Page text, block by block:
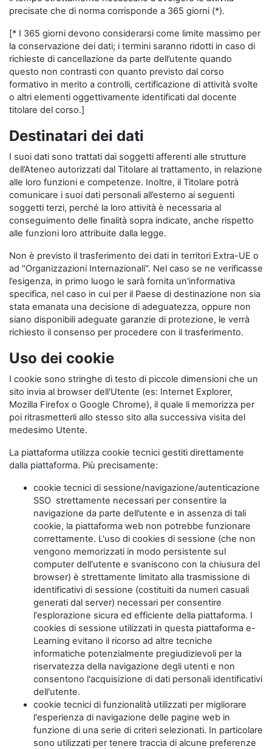
precisate che di norma corrisponde a 365 giorni (*).
[* I 365 giorni devono considerarsi come limite massimo per
la conservazione dei dati; i termini saranno ridotti in caso di
richieste di cancellazione da parte dell’utente quando
questo non contrasti con quanto previsto dal corso
formativo in merito a controlli, certificazione di attività svolte
o altri elementi oggettivamente identificati dal docente
titolare del corso.]
Destinatari dei dati
I suoi dati sono trattati dai soggetti afferenti alle strutture
dell’Ateneo autorizzati dal Titolare al trattamento, in relazione
alle loro funzioni e competenze. Inoltre, il Titolare potrà
comunicare i suoi dati personali all’esterno ai seguenti
soggetti terzi, perché la loro attività è necessaria al
conseguimento delle finalità sopra indicate, anche rispetto
alle funzioni loro attribuite dalla legge.
Non è previsto il trasferimento dei dati in territori Extra-UE o
ad "Organizzazioni Internazionali". Nel caso se ne verificasse
l’esigenza, in primo luogo le sarà fornita un'informativa
specifica, nel caso in cui per il Paese di destinazione non sia
stata emanata una decisione di adeguatezza, oppure non
siano disponibili adeguate garanzie di protezione, le verrà
richiesto il consenso per procedere con il trasferimento.
Uso dei cookie
I cookie sono stringhe di testo di piccole dimensioni che un
sito invia al browser dell'Utente (es: Internet Explorer,
Mozilla Firefox o Google Chrome), il quale li memorizza per
poi ritrasmetterli allo stesso sito alla successiva visita del
medesimo Utente.
La piattaforma utilizza cookie tecnici gestiti direttamente
dalla piattaforma. Più precisamente:
cookie tecnici di sessione/navigazione/autenticazione
SSO strettamente necessari per consentire la
navigazione da parte dell’utente e in assenza di tali
cookie, la piattaforma web non potrebbe funzionare
correttamente. L'uso di cookies di sessione (che non
vengono memorizzati in modo persistente sul
computer dell'utente e svaniscono con la chiusura del
browser) è strettamente limitato alla trasmissione di
identificativi di sessione (costituiti da numeri casuali
generati dal server) necessari per consentire
l'esplorazione sicura ed efficiente della piattaforma. I
cookies di sessione utilizzati in questa piattaforma e-
Learning evitano il ricorso ad altre tecniche
informatiche potenzialmente pregiudizievoli per la
riservatezza della navigazione degli utenti e non
consentono l'acquisizione di dati personali identificativi
dell'utente.
cookie tecnici di funzionalità utilizzati per migliorare
l'esperienza di navigazione delle pagine web in
funzione di una serie di criteri selezionati. In particolare
sono utilizzati per tenere traccia di alcune preferenze